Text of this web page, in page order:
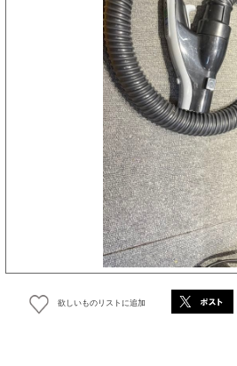
欲しいものリストに追加